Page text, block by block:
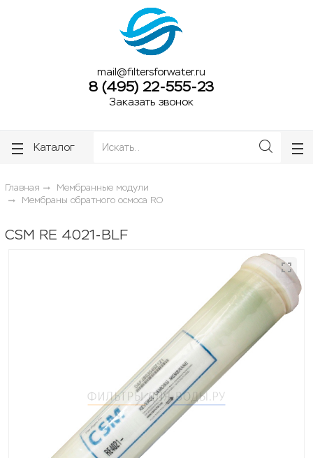
mail@filtersforwater.ru
8 (495) 22-555-23
Заказать звонок
Каталог
Главная
Мембранные модули
Мембраны обратного осмоса RO
CSM RE 4021-BLF